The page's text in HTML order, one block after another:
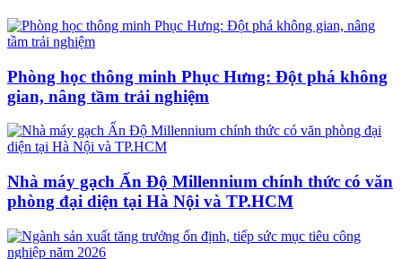
Phòng học thông minh Phục Hưng: Đột phá không
gian, nâng tầm trải nghiệm
Nhà máy gạch Ấn Độ Millennium chính thức có văn
phòng đại diện tại Hà Nội và TP.HCM